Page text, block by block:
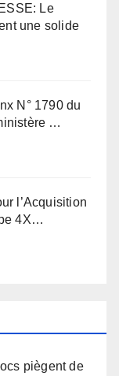
Le
une solide
N° 1790 du
…
l’Acquisition
4X…
piègent de